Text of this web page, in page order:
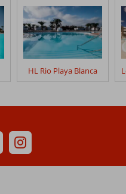
HL Rio Playa Blanca